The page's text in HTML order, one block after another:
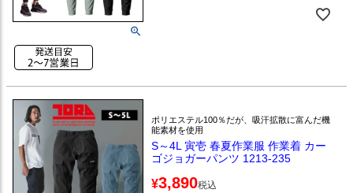
ポリエステル100％だが、吸汗拡散に富んだ機
能素材を使用
S～4L 寅壱 春夏作業服 作業着 カー
ゴジョガーパンツ 1213-235
¥3,890税込